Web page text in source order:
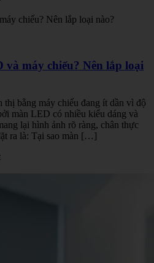
và máy chiếu? Nên lắp loại
thị bằng máy chiếu đang ít dần vì độ
màn LED có nhiều kiểu dáng và
lại hình ảnh rõ ràng, chân thực
ra là: Tại sao màn […]